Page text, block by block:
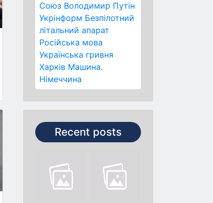
Союз Володимир Путін
Укрінформ Безпілотний
літальний апарат
Російська мова
Українська гривня
Харків Машина.
Німеччина
Recent posts